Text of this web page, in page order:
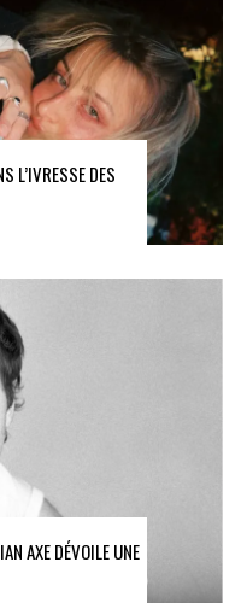
L’IVRESSE DES
AXE DÉVOILE UNE